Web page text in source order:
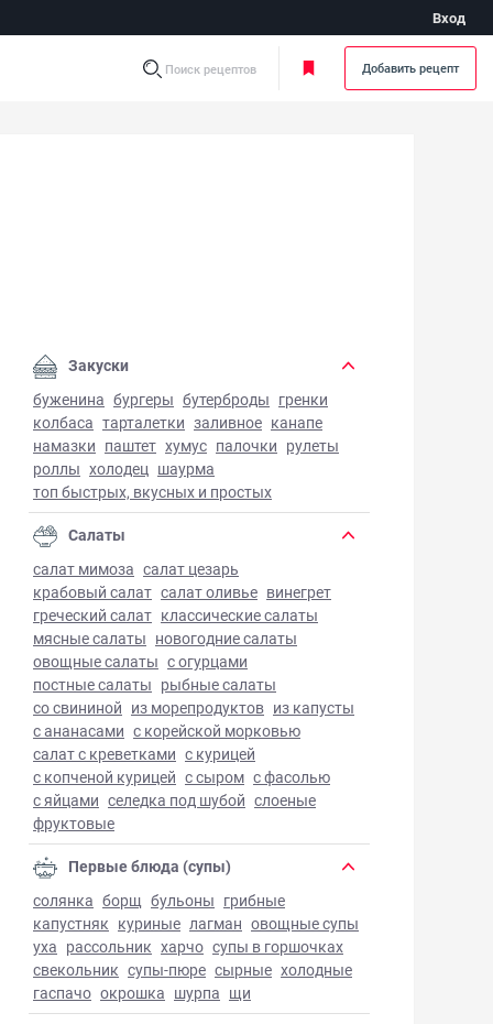
Вход
Поиск рецептов Добавить рецепт
болтунья - фото готового блюда
Закуски
буженина бургеры бутерброды гренки
колбаса тарталетки заливное канапе
намазки паштет хумус палочки рулеты
роллы холодец шаурма
топ быстрых, вкусных и простых
Салаты
салат мимоза салат цезарь
крабовый салат салат оливье винегрет
греческий салат классические салаты
мясные салаты новогодние салаты
овощные салаты с огурцами
постные салаты рыбные салаты
со свининой из морепродуктов из капусты
с ананасами с корейской морковью
салат с креветками с курицей
с копченой курицей с сыром с фасолью
с яйцами селедка под шубой слоеные
фруктовые
Первые блюда (супы)
солянка борщ бульоны грибные
капустняк куриные лагман овощные супы
уха рассольник харчо супы в горшочках
свекольник супы-пюре сырные холодные
гаспачо окрошка шурпа щи